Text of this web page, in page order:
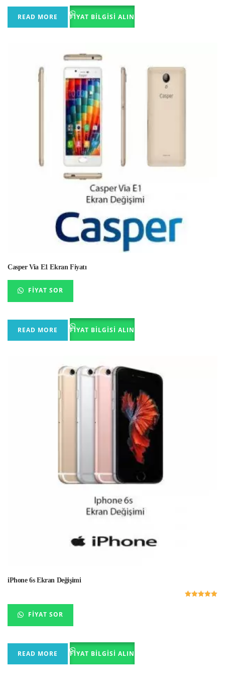
READ MORE FIYAT BILGISI ALIN
Casper Via E1 Ekran Fiyatı
FIYAT SOR
READ MORE FIYAT BILGISI ALIN
iPhone 6s Ekran Değişimi
FIYAT SOR
READ MORE FIYAT BILGISI ALIN